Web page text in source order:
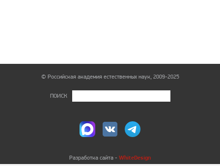
© Российская академия естественных наук, 2009-2025
ПОИСК
Разработка сайта - WhiteDesign